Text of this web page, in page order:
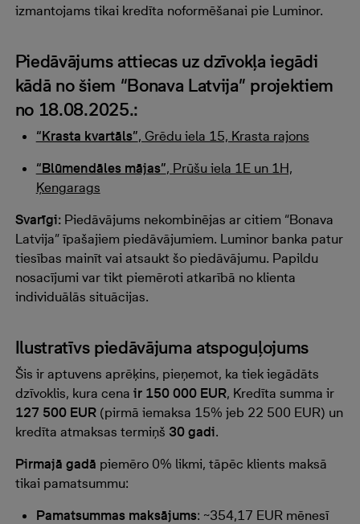
izmantojams tikai kredīta noformēšanai pie Luminor.
Piedāvājums attiecas uz dzīvokļa iegādi
kādā no šiem “Bonava Latvija” projektiem
no 18.08.2025.:
“Krasta kvartāls”, Grēdu iela 15, Krasta rajons
“Blūmendāles mājas”, Prūšu iela 1E un 1H,
Ķengarags
Svarīgi:Piedāvājums nekombinējas ar citiem “Bonava
Latvija” īpašajiem piedāvājumiem. Luminor banka patur
tiesības mainīt vai atsaukt šo piedāvājumu. Papildu
nosacījumi var tikt piemēroti atkarībā no klienta
individuālās situācijas.
Ilustratīvs piedāvājuma atspoguļojums
Šis ir aptuvens aprēķins, pieņemot, ka tiek iegādāts
dzīvoklis, kura cena ir 150 000 EUR, Kredīta summa ir
127 500 EUR(pirmā iemaksa 15% jeb 22 500 EUR) un
kredīta atmaksas termiņš 30 gadi.
Pirmajā gadā piemēro 0% likmi, tāpēc klients maksā
tikai pamatsummu:
Pamatsummas maksājums: ~354,17 EUR mēnesī